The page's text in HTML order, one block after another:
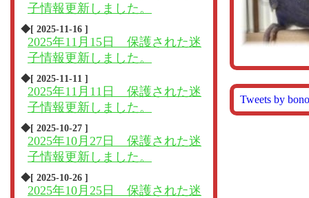
子情報更新しました。
◆[ 2025-11-16 ]
2025年11月15日 保護された迷
子情報更新しました。
◆[ 2025-11-11 ]
2025年11月11日 保護された迷
子情報更新しました。
◆[ 2025-10-27 ]
2025年10月27日 保護された迷
子情報更新しました。
◆[ 2025-10-26 ]
2025年10月25日 保護された迷
Tweets by